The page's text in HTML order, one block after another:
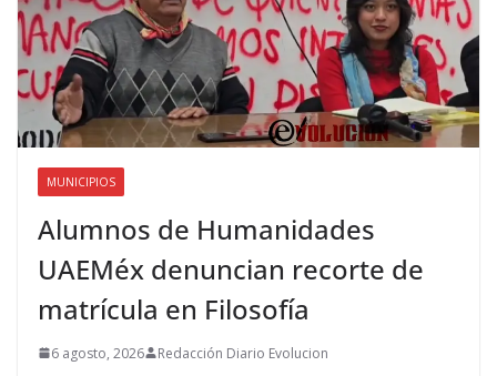
MUNICIPIOS
Alumnos de Humanidades
UAEMéx denuncian recorte de
matrícula en Filosofía
6 agosto, 2026 Redacción Diario Evolucion